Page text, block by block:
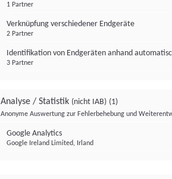
1 Partner
Verknüpfung verschiedener Endgeräte
2 Partner
Identifikation von Endgeräten anhand
3 Partner
Analyse / Statistik (nicht IAB) (1)
Anonyme Auswertung zur Fehlerbehebung und
Google Analytics
Google Ireland Limited, Irland